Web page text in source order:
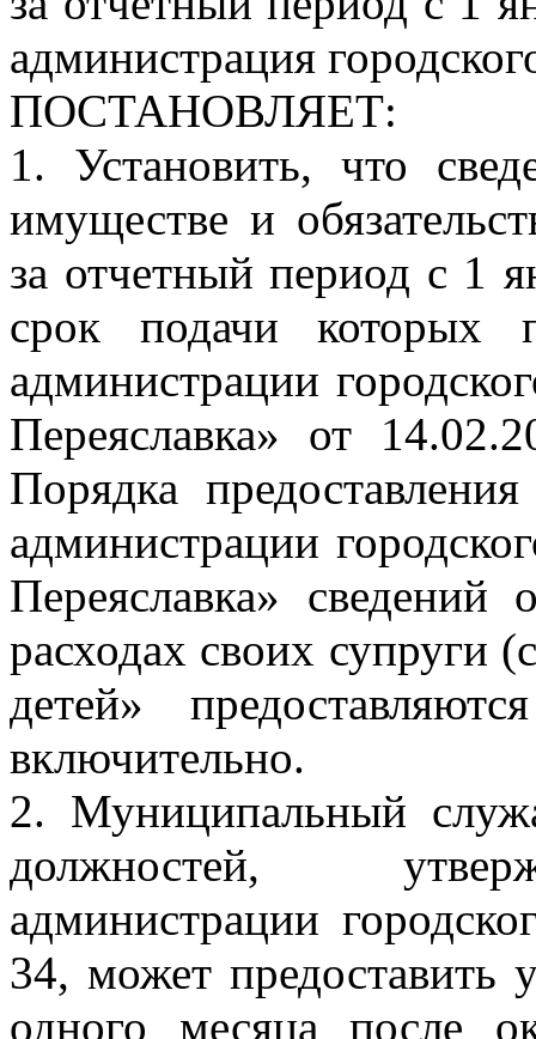
администрация
ПОСТАНОВЛЯЕТ:
1. Установить, что
имуществе и
за отчетный период с 1
срок подачи которых
администрации
Переяславка» от
Порядка
администрации
Переяславка»
расходах своих супруги
детей»
включительно.
2. Муниципальный
должностей,
администрации
34, может предоставить
одного месяца после